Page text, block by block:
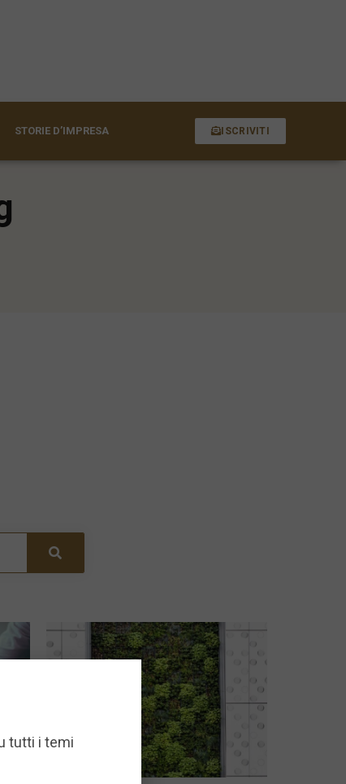
STORIE D’IMPRESA ISCRIVITI
tutti i temi